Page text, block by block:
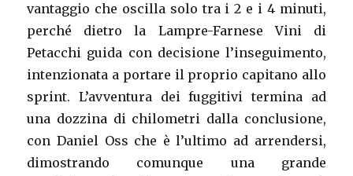
vantaggio che oscilla solo tra i 2 e i 4 minuti,
perché dietro la Lampre-Farnese Vini di
Petacchi guida con decisione l’inseguimento,
intenzionata a portare il proprio capitano allo
sprint. L’avventura dei fuggitivi termina ad
una dozzina di chilometri dalla conclusione,
con Daniel Oss che è l’ultimo ad arrendersi,
dimostrando comunque una grande